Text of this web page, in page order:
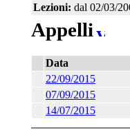
Lezioni: dal 02/03/
Appelli
Data
22/09/2015
07/09/2015
14/07/2015